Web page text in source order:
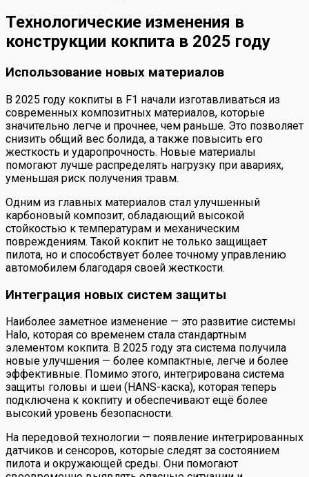
Технологические изменения в
конструкции кокпита в 2025 году
Использование новых материалов
В 2025 году кокпиты в F1 начали изготавливаться из
современных композитных материалов, которые
значительно легче и прочнее, чем раньше. Это позволяет
снизить общий вес болида, а также повысить его
жесткость и ударопрочность. Новые материалы
помогают лучше распределять нагрузку при авариях,
уменьшая риск получения травм.
Одним из главных материалов стал улучшенный
карбоновый композит, обладающий высокой
стойкостью к температурам и механическим
повреждениям. Такой кокпит не только защищает
пилота, но и способствует более точному управлению
автомобилем благодаря своей жесткости.
Интеграция новых систем защиты
Наиболее заметное изменение — это развитие системы
Halo, которая со временем стала стандартным
элементом кокпита. В 2025 году эта система получила
новые улучшения — более компактные, легче и более
эффективные. Помимо этого, интегрирована система
защиты головы и шеи (HANS-каска), которая теперь
подключена к кокпиту и обеспечивают ещё более
высокий уровень безопасности.
На передовой технологии — появление интегрированных
датчиков и сенсоров, которые следят за состоянием
пилота и окружающей среды. Они помогают